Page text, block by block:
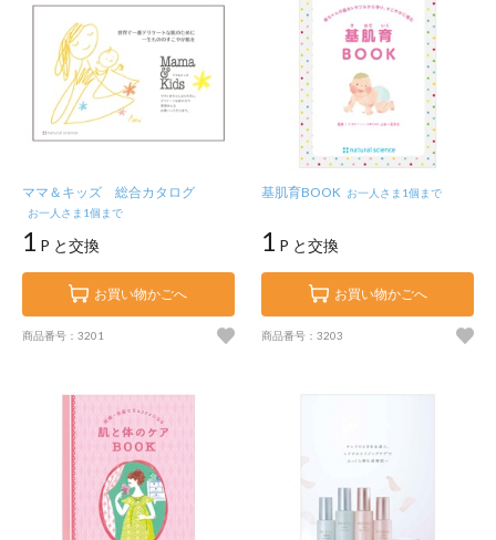
ママ＆キッズ 総合カタログ
お一人さま1個まで
1 P と交換
お買い物かごへ
商品番号：3201
基肌育BOOK お一人さま1個まで
1 P と交換
お買い物かごへ
商品番号：3203